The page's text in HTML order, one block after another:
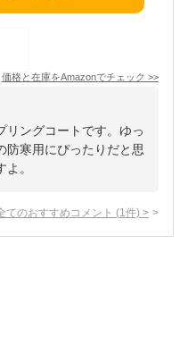
価格と在庫をAmazonでチェック >>
リングコートです。ゆっ
防寒用にぴったりだと思
。
てのおすすめコメント (1 件) >